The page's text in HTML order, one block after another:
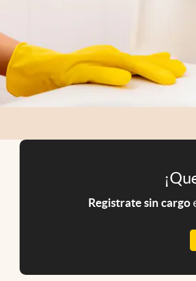
Registrate sin cargo